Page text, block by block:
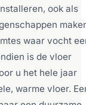
ook als
waar vocht
is de vloer
u het hele jaar
warme vloer.